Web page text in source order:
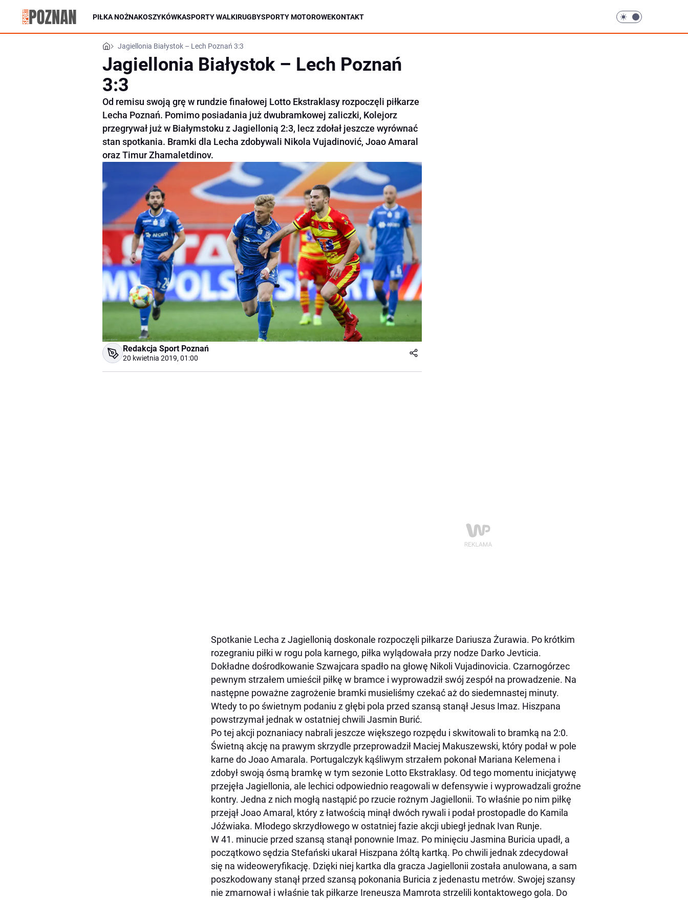
PIŁKA NOŻNAKOSZYKÓWKASPORTY WALKIRUGBYSPORTY MOTOROWEKONTAKT
Jagiellonia Białystok – Lech Poznań 3:3
Jagiellonia Białystok – Lech Poznań
3:3
Od remisu swoją grę w rundzie finałowej Lotto Ekstraklasy rozpoczęli piłkarze
Lecha Poznań. Pomimo posiadania już dwubramkowej zaliczki, Kolejorz
przegrywał już w Białymstoku z Jagiellonią 2:3, lecz zdołał jeszcze wyrównać
stan spotkania. Bramki dla Lecha zdobywali Nikola Vujadinović, Joao Amaral
oraz Timur Zhamaletdinov.
Redakcja Sport Poznań
20 kwietnia 2019, 01:00
Spotkanie Lecha z Jagiellonią doskonale rozpoczęli piłkarze Dariusza Żurawia. Po krótkim
rozegraniu piłki w rogu pola karnego, piłka wylądowała przy nodze Darko Jevticia.
Dokładne dośrodkowanie Szwajcara spadło na głowę Nikoli Vujadinovicia. Czarnogórzec
pewnym strzałem umieścił piłkę w bramce i wyprowadził swój zespół na prowadzenie. Na
następne poważne zagrożenie bramki musieliśmy czekać aż do siedemnastej minuty.
Wtedy to po świetnym podaniu z głębi pola przed szansą stanął Jesus Imaz. Hiszpana
powstrzymał jednak w ostatniej chwili Jasmin Burić.
Po tej akcji poznaniacy nabrali jeszcze większego rozpędu i skwitowali to bramką na 2:0.
Świetną akcję na prawym skrzydle przeprowadził Maciej Makuszewski, który podał w pole
karne do Joao Amarala. Portugalczyk kąśliwym strzałem pokonał Mariana Kelemena i
zdobył swoją ósmą bramkę w tym sezonie Lotto Ekstraklasy. Od tego momentu inicjatywę
przejęła Jagiellonia, ale lechici odpowiednio reagowali w defensywie i wyprowadzali groźne
kontry. Jedna z nich mogłą nastąpić po rzucie rożnym Jagiellonii. To właśnie po nim piłkę
przejął Joao Amaral, który z łatwością minął dwóch rywali i podał prostopadle do Kamila
Jóźwiaka. Młodego skrzydłowego w ostatniej fazie akcji ubiegł jednak Ivan Runje.
W 41. minucie przed szansą stanął ponownie Imaz. Po minięciu Jasmina Buricia upadł, a
początkowo sędzia Stefański ukarał Hiszpana żóltą kartką. Po chwili jednak zdecydował
się na wideoweryfikację. Dzięki niej kartka dla gracza Jagiellonii została anulowana, a sam
poszkodowany stanął przed szansą pokonania Buricia z jedenastu metrów. Swojej szansy
nie zmarnował i właśnie tak piłkarze Ireneusza Mamrota strzelili kontaktowego gola. Do